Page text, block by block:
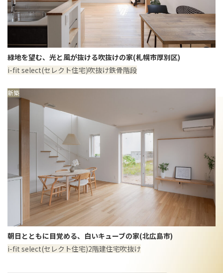
緑地を望む、光と風が抜ける吹抜けの家(札幌市厚別区)
i-fit select(セレクト住宅)吹抜け鉄骨階段
新築
朝日とともに目覚める、白いキューブの家(北広島市)
i-fit select(セレクト住宅)2階建住宅吹抜け